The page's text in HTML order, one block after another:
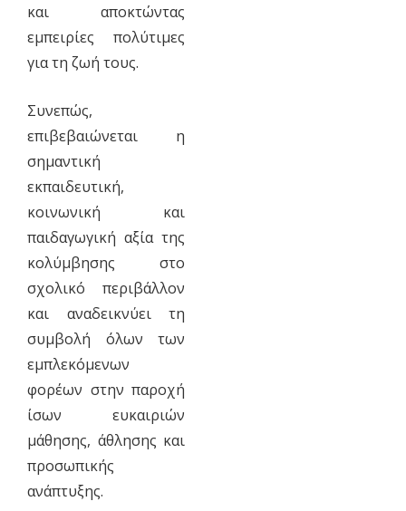
και αποκτώντας
εμπειρίες πολύτιμες
για τη ζωή τους.
Συνεπώς,
επιβεβαιώνεται η
σημαντική
εκπαιδευτική,
κοινωνική και
παιδαγωγική αξία της
κολύμβησης στο
σχολικό περιβάλλον
και αναδεικνύει τη
συμβολή όλων των
εμπλεκόμενων
φορέων στην παροχή
ίσων ευκαιριών
μάθησης, άθλησης και
προσωπικής
ανάπτυξης.